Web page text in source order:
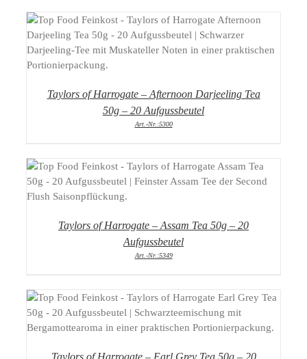
DETAILS
Taylors of Harrogate – Afternoon Darjeeling Tea
50g – 20 Aufgussbeutel
Art.-Nr.:5300
DETAILS
Taylors of Harrogate – Assam Tea 50g – 20
Aufgussbeutel
Art.-Nr.:5349
DETAILS
Taylors of Harrogate – Earl Grey Tea 50g – 20